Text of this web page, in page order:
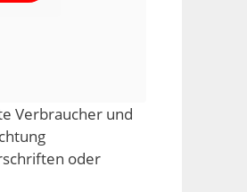
Verbraucher und
oder